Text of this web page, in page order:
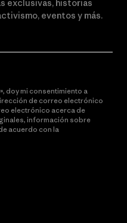
exclusivas, historias
eventos y más.
doy mi consentimiento a
de correo electrónico
electrónico acerca de
información sobre
acuerdo con la